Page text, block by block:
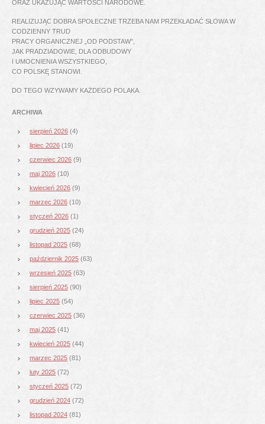
ORAZ UKAZUJĄC WARTOŚCI NARODOWE.
REALIZUJĄC DOBRA SPOŁECZNE TRZEBA NAM PRZEKŁADAĆ SŁOWA W
CODZIENNY TRUD
PRACY ORGANICZNEJ „OD PODSTAW”,
JAK PRADZIADOWIE, DLA ODBUDOWY
I UMOCNIENIA WSZYSTKIEGO,
CO POLSKĘ STANOWI.
DO TEGO WZYWAMY KAŻDEGO POLAKA.
ARCHIWA
sierpień 2026 (4)
lipiec 2026 (19)
czerwiec 2026 (9)
maj 2026 (10)
kwiecień 2026 (9)
marzec 2026 (10)
styczeń 2026 (1)
grudzień 2025 (24)
listopad 2025 (68)
październik 2025 (63)
wrzesień 2025 (63)
sierpień 2025 (90)
lipiec 2025 (54)
czerwiec 2025 (36)
maj 2025 (41)
kwiecień 2025 (44)
marzec 2025 (81)
luty 2025 (72)
styczeń 2025 (72)
grudzień 2024 (72)
listopad 2024 (81)